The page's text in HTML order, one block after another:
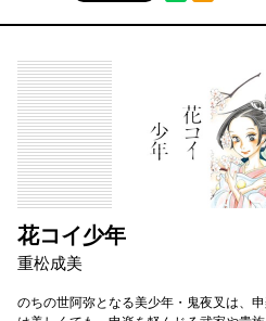
花コイ少年
重松成美
のちの世阿弥となる美少年・鬼夜叉は、